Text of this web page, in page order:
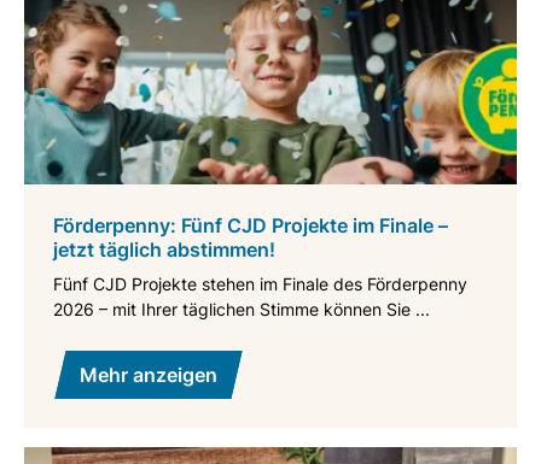
Förderpenny: Fünf CJD Projekte im Finale –
jetzt täglich abstimmen!
Fünf CJD Projekte stehen im Finale des Förderpenny
2026 – mit Ihrer täglichen Stimme können Sie ...
Mehr anzeigen